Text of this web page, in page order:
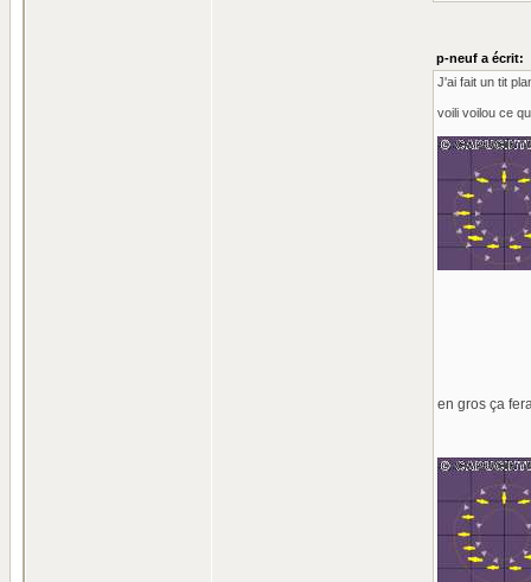
p-neuf a écrit:
J'ai fait un tit
voili voilou ce
en gros ça